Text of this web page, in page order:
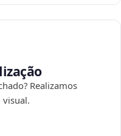
Realizamos
visual.